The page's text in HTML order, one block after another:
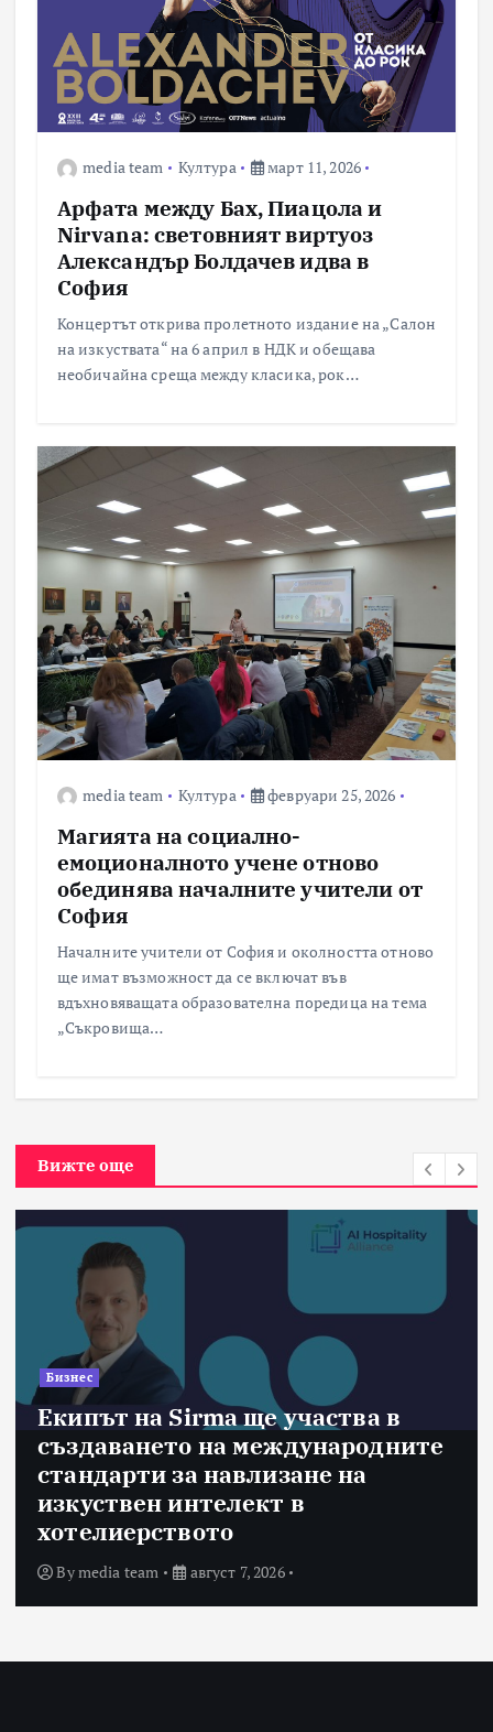
media team Култура март 11, 2026
Арфата между Бах, Пиацола и
Nirvana: световният виртуоз
Александър Болдачев идва в
София
Концертът открива пролетното издание на „Салон
на изкуствата“ на 6 април в НДК и обещава
необичайна среща между класика, рок…
media team Култура февруари 25, 2026
Магията на социално-
емоционалното учене отново
обединява началните учители от
София
Началните учители от София и околността отново
ще имат възможност да се включат във
вдъхновяващата образователна поредица на тема
„Съкровища…
Вижте още
Бизнес
Екипът на Sirma ще участва в
създаването на международните
стандарти за навлизане на
изкуствен интелект в
хотелиерството
Bymedia team август 7, 2026